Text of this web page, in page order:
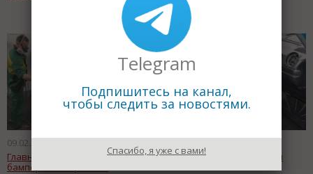
09.02.2014
Главные виды повреждения
бамперов и их ремонт
Тюнинг салона автомобиля
Telegram
Подпишитесь на канал,
чтобы следить за новостями.
Спасибо, я уже с вами!